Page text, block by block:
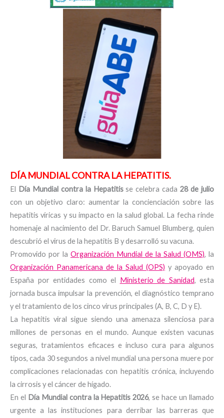
DÍA MUNDIAL CONTRA LA HEPATITIS.
El Día Mundial contra la Hepatitisse celebra cada28 de julio
con un objetivo claro: aumentar la concienciación sobre las
hepatitis víricas y su impacto en la salud global. La fecha rinde
homenaje al nacimiento del Dr. Baruch Samuel Blumberg, quien
descubrió el virus de la hepatitis B y desarrolló su vacuna.
Promovido por la Organización Mundial de la Salud (OMS), la
Organización Panamericana de la Salud (OPS) y apoyado en
España por entidades como el Ministerio de Sanidad, esta
jornada busca impulsar la prevención, el diagnóstico temprano
y el tratamiento de los cinco virus principales (A, B, C, D y E).
La hepatitis viral sigue siendo una amenaza silenciosa para
millones de personas en el mundo. Aunque existen vacunas
seguras, tratamientos eficaces e incluso cura para algunos
tipos, cada 30 segundos a nivel mundial una persona muere por
complicaciones relacionadas con hepatitis crónica, incluyendo
la cirrosis y el cáncer de hígado.
En el Día Mundial contra la Hepatitis 2026, se hace un llamado
urgente a las instituciones para derribar las barreras que